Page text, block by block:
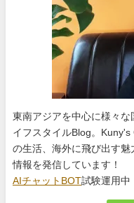
東南アジアを中心に様々
イフスタイルBlog。
の生活、海外に飛び出す
情報を発信しています！
AIチャットBOT試験運用中